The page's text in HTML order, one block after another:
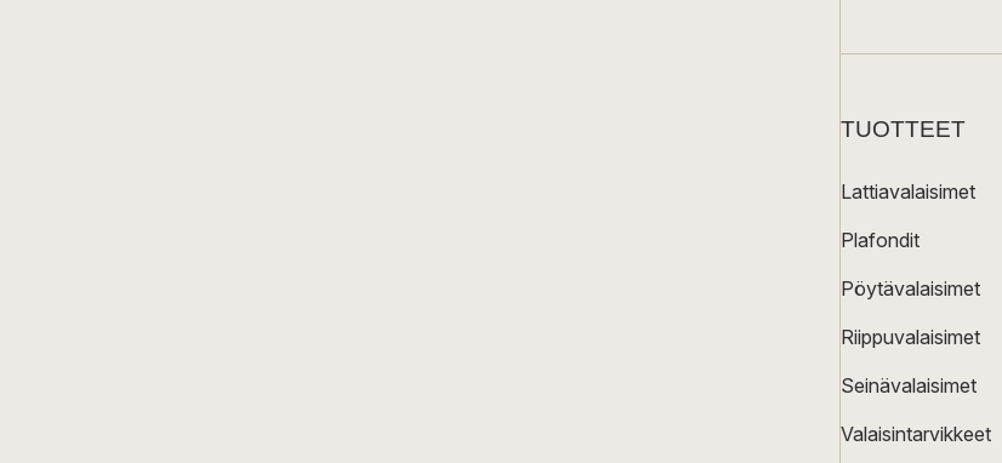
TUOTTEET
Lattiavalaisimet
Plafondit
Pöytävalaisimet
Riippuvalaisimet
Seinävalaisimet
Valaisintarvikkeet